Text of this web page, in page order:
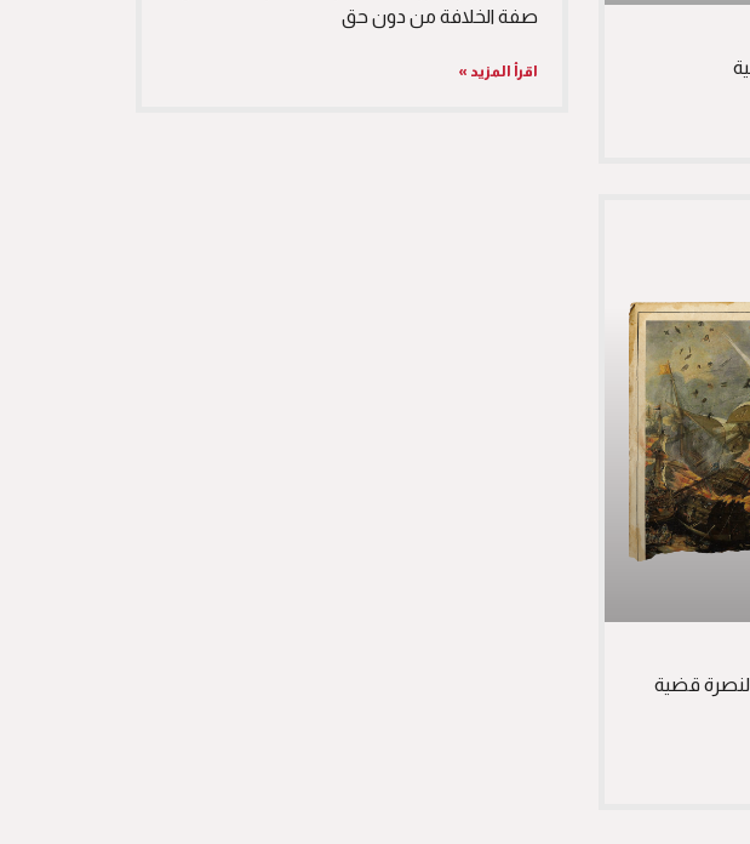
صفة الخلافة من دون حق
اقرأ المزيد »
لنصرة قضية